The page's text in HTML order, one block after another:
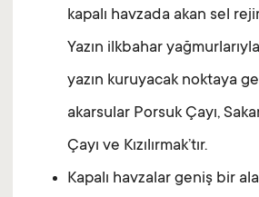
kapalı havzada akan sel
Yazın ilkbahar
yazın kuruyacak noktaya
akarsular Porsuk Çayı,
Çayı ve Kızılırmak’tır.
Kapalı havzalar geniş bir